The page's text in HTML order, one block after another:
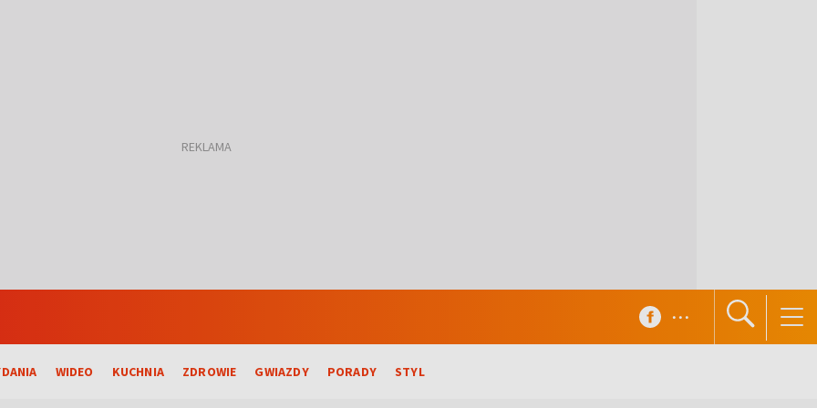
WIDEO KUCHNIA ZDROWIE GWIAZDY PORADY STYL
...